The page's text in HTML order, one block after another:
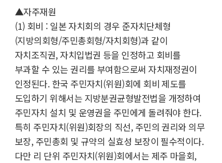
▲자주재원
(1) 회비 : 일본 자치회의 경우 준자치단체형
(지방의회형/주민총회형/자치회형)과 같이
자치조직권, 자치입법권 등을 인정하고 회비를
부과할 수 있는 권리를 부여함으로써 자치재정권이
인정된다. 한국 주민자치(위원)회에 회비 제도를
도입하기 위해서는 지방분권균형발전법을 개정하여
주민자치 설치 및 운영권을 주민에게 돌려줘야 한다.
특히 주민자치(위원)회장의 직선, 주민의 권리와 의무
보장, 주민총회 및 규약의 실효성 보장이 필수적이다.
다만 리 단위 주민자치(위원)회에서는 제주 마을회,